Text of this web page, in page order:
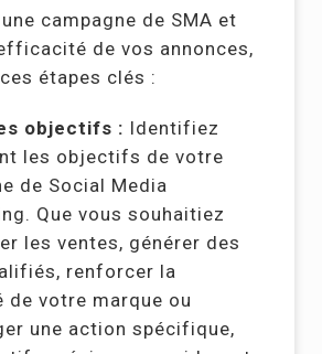
campagne de SMA et
de vos annonces,
étapes clés :
objectifs : Identifiez
les objectifs de votre
de Social Media
Que vous souhaitiez
les ventes, générer des
renforcer la
de votre marque ou
une action spécifique,